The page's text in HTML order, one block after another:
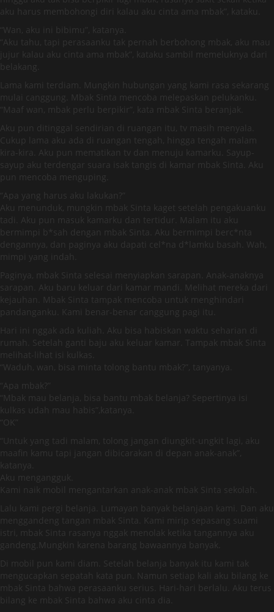
aku harus membohongi diri kalau aku cinta ama mbak”, kataku.
“Wan, aku ini bibimu”, katanya.
“Aku tahu, tapi perasaanku tak pernah berbohong mbak, aku mau
jujur kalau aku cinta ama mbak”, kataku sambil memeluknya dari
belakang.
Lama kami terdiam. Mungkin hubungan yang kami rasa sekarang
mulai canggung. Mbak Sinta mencoba melepaskan pelukanku.
“Maaf wan, mbak perlu berpikir”, kata mbak Sinta beranjak.
Aku pun ditinggal sendirian di ruangan itu, tv masih menyala.
Cukup lama aku ada di ruangan tengah, hingga tengah malam
kira-kira. Aku pun mematikan tv dan menuju kamarku. Sayup-
sayup aku terdengar suara isak tangis di kamar mbak Sinta. Aku
pun mencoba menguping.
“Apa yang harus aku lakukan?”
Aku menunduk, mungkin mbak Sinta kaget setelah pengakuanku
tadi. Aku pun masuk kamarku dan tertidur. Malam itu aku
bermimpi b*sah dengan mbak Sinta. Aku bermimpi berc*nta
dengannya, dan paginya aku dapati cel*na d*lamku basah. Wah,
mimpi yang indah.
Paginya, mbak Sinta selesai menyiapkan sarapan. Anak-anaknya
sarapan. Aku baru keluar dari kamar mandi. Melihat mereka dari
kejauhan. Mbak Sinta tampak mencoba untuk menghindari
pandanganku. Kami benar-benar canggung pagi itu.
Hari ini nggak ada kuliah. Aku bisa habiskan waktu seharian di
rumah. Setelah ganti baju aku keluar kamar. Tampak mbak Sinta
melihat-lihat isi kulkas.
“Waduh, wan, bisa minta tolong bantu mbak?”, tanyanya.
“Apa mbak?”
“Mbak mau belanja, bisa bantu mbak belanja? Sepertinya isi
kulkas udah mau habis”,katanya.
“OK”
“Untuk yang tadi malam, tolong jangan diungkit-ungkit lagi, aku
maafin kamu tapi jangan dibicarakan di depan anak-anak”,
katanya.
Aku mengangguk.
Kami naik mobil mengantarkan anak-anak mbak Sinta sekolah.
Lalu kami pergi belanja. Lumayan banyak belanjaan kami. Dan aku
menggandeng tangan mbak Sinta. Kami mirip sepasang suami
istri, mbak Sinta rasanya nggak menolak ketika tangannya aku
gandeng.Mungkin karena barang bawaannya banyak.
Di mobil pun kami diam. Setelah belanja banyak itu kami tak
mengucapkan sepatah kata pun. Namun setiap kali aku bilang ke
mbak Sinta bahwa perasaanku serius. Hari-hari berlalu. Aku terus
bilang ke mbak Sinta bahwa aku cinta dia.